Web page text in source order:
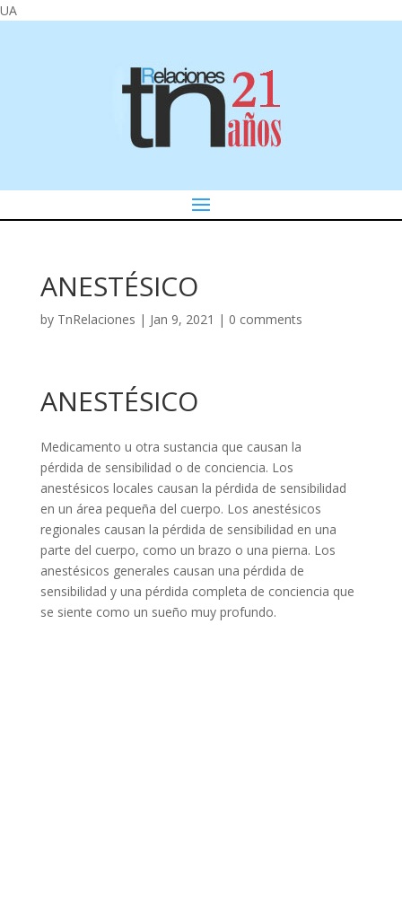
UA
ANESTÉSICO
by TnRelaciones | Jan 9, 2021 | 0 comments
ANESTÉSICO
Medicamento u otra sustancia que causan la
pérdida de sensibilidad o de conciencia. Los
anestésicos locales causan la pérdida de sensibilidad
en un área pequeña del cuerpo. Los anestésicos
regionales causan la pérdida de sensibilidad en una
parte del cuerpo, como un brazo o una pierna. Los
anestésicos generales causan una pérdida de
sensibilidad y una pérdida completa de conciencia que
se siente como un sueño muy profundo.